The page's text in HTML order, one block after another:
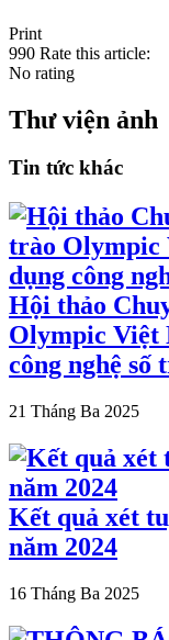
Print
990 Rate this article:
No rating
Thư viện ảnh
Tin tức khác
Hội thảo
Olympic Việt
công nghệ
21 Tháng Ba 2025
Kết quả xét
năm 2024
16 Tháng Ba 2025